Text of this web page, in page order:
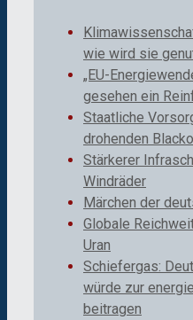
wie wird sie
„EU-
gesehen ein
Staatliche
drohenden
Stärkerer
Windräder
Märchen der
Globale
Uran
Schiefergas:
würde zur
beitragen